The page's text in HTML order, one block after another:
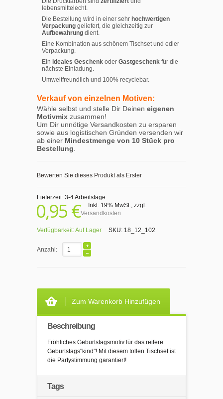
lebensmittelecht.
Die Bestellung wird in einer sehr hochwertigen
Verpackung geliefert, die gleichzeitig zur
Aufbewahrung dient.
Eine Kombination aus schönem Tischset und edler
Verpackung.
Ein ideales Geschenk oder Gastgeschenk für die
nächste Einladung.
Umweltfreundlich und 100% recyclebar.
Verkauf von einzelnen Motiven:
Wähle selbst und stelle Dir Deinen eigenen
Motivmix zusammen!
Um Dir unnötige Versandkosten zu ersparen
sowie aus logistischen Gründen versenden wir
ab einer Mindestmenge von 10 Stück pro
Bestellung.
Bewerten Sie dieses Produkt als Erster
Lieferzeit: 3-4 Arbeitstage
0,95 € Inkl. 19% MwSt., zzgl.
Versandkosten
Verfügbarkeit:Auf Lager SKU: 18_12_102
Anzahl:
Zum Warenkorb Hinzufügen
Beschreibung
Fröhliches Geburtstagsmotiv für das reifere
Geburtstags"kind"! Mit diesem tollen Tischset ist
die Partystimmung garantiert!
Tags